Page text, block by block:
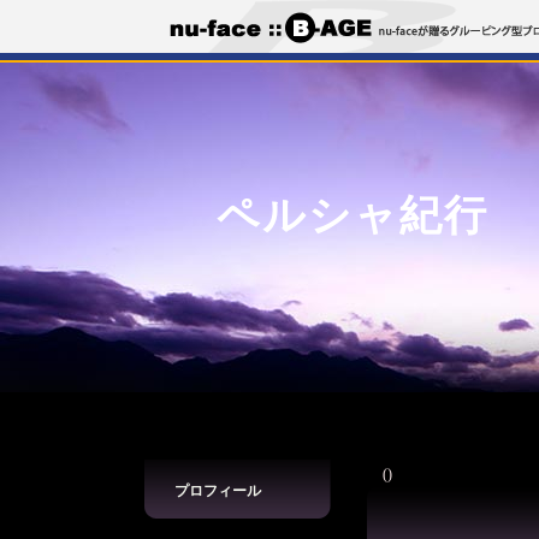
ペルシャ紀行
()
プロフィール